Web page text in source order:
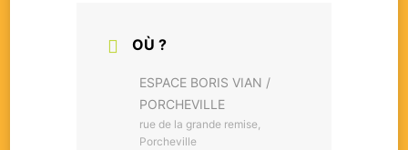
OÙ ?
ESPACE BORIS VIAN /
PORCHEVILLE
rue de la grande remise,
Porcheville